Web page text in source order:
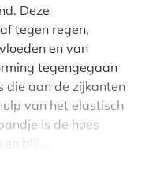
Deze
tegen regen,
en van
tegengegaan
die aan de zijkanten
van het elastisch
is de hoes
blij…